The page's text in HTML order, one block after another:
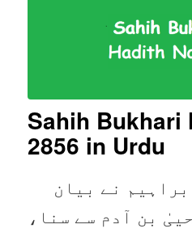
Sahih Bukhari
2856 in Urdu
نے بیان
بن آدم سے سنا،